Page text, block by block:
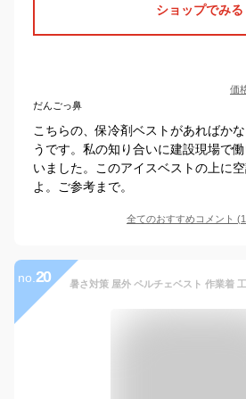
ショップでみる
価
だんごっ鼻
こちらの、保冷剤ベストがあればか
うです。私の知り合いに建設現場で
いました。このアイスベストの上に
よ。ご参考まで。
全てのおすすめコメント (1
no. 20